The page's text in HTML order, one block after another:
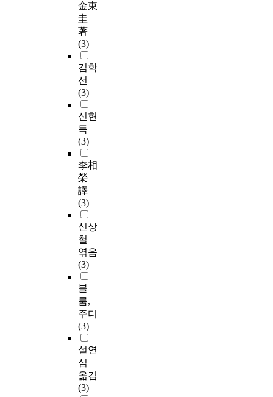
金東
圭
著
(3)
김학
선
(3)
신현
득
(3)
李相
榮
譯
(3)
신상
철
엮음
(3)
블
룸,
주디
(3)
설연
심
옮김
(3)